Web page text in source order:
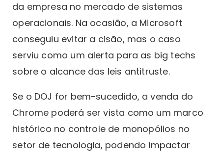
da empresa no mercado de sistemas
operacionais. Na ocasião, a Microsoft
conseguiu evitar a cisão, mas o caso
serviu como um alerta para as big techs
sobre o alcance das leis antitruste.
Se o DOJ for bem-sucedido, a venda do
Chrome poderá ser vista como um marco
histórico no controle de monopólios no
setor de tecnologia, podendo impactar